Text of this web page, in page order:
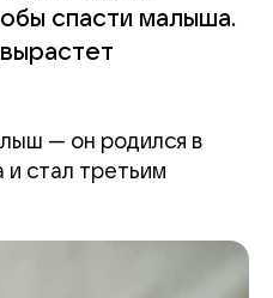
спасти малыша.
— он родился в
и стал третьим